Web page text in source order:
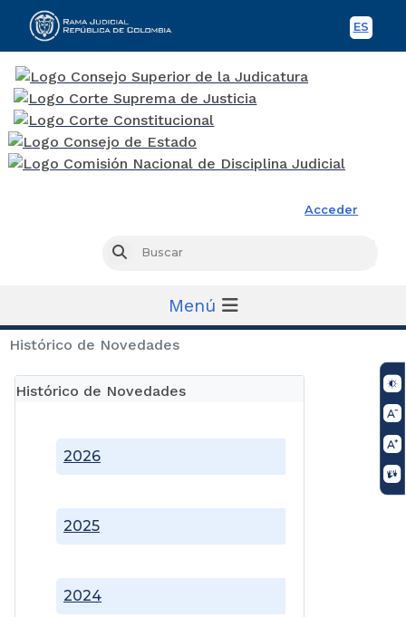
ES
Acceder
Buscar
Menú
Histórico de Novedades
Histórico de Novedades
2024
2025
2026